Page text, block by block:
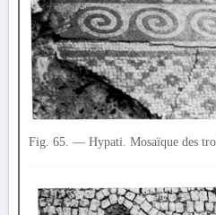
Fig. 65. — Hypati. Mosaïque des